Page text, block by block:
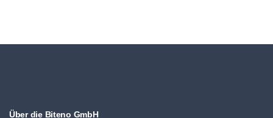
Über die Biteno GmbH